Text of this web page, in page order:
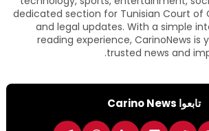
dedicated section for Tunisian Court of
and legal updates. With a simple
reading experience, CarinoNews is
trusted news and
تابعوا Carino News